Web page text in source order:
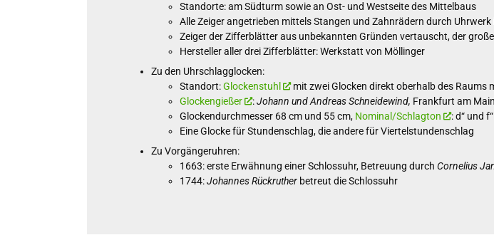
Standorte: am Südturm sowie an Ost- und Westseite des Mittelbaus
Alle Zeiger angetrieben mittels Stangen und Zahnrädern durch
Zeiger der Zifferblätter aus unbekannten Gründen vertauscht, der
Hersteller aller drei Zifferblätter: Werkstatt von Möllinger
Zu den Uhrschlagglocken:
Standort:Glockenstuhl
mit zwei Glocken direkt oberhalb des Raums
Glockengießer
:Johann und Andreas Schneidewind, Frankfurt am
Glockendurchmesser 68 cm und 55 cm, Nominal/Schlagton
: d“ und f“
Eine Glocke für Stundenschlag, die andere für Viertelstundenschlag
Zu Vorgängeruhren:
1663: erste Erwähnung einer Schlossuhr, Betreuung durch Cornelius
1744:Johannes Rückrutherbetreut die Schlossuhr